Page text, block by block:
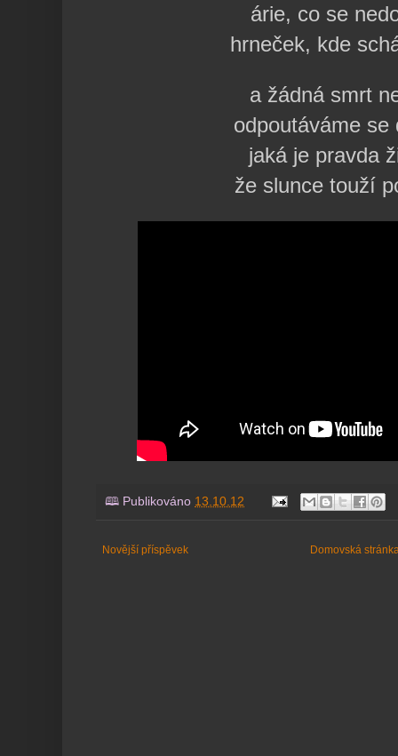
árie, co se
hrneček, kde
a žádná smrt
odpoutáváme se
jaká je pravda
že slunce touží
🕮 Publikováno 13.10.12
Novější příspěvek Domovská